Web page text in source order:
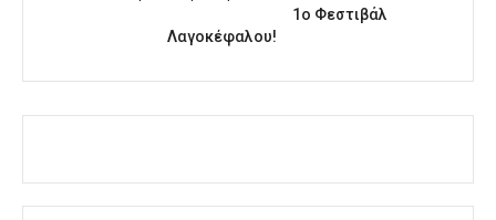
1o Φεστιβάλ
Λαγοκέφαλου!